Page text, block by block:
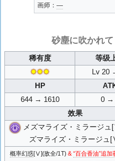
画师： ―
砂塵に吹かれて
稀有度 等级
✸✸✸
Lv 20
HP
644 → 1610
0 →
效果
メズマライズ・ミラージ
ズマライズ・ミラージュ
概率幻惑[Ⅴ](敌全/1T) & “百合香油”追加